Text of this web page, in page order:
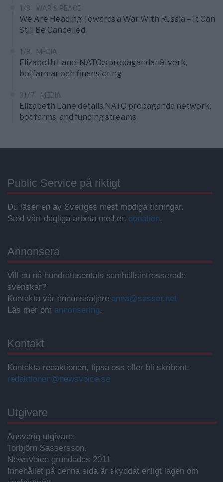
1/8 WAR & PEACE
We Are Heading Towards a War With Russia – It Can
Still Be Cancelled
1/8 MEDIA
Elizabeth Lane: NATO:s propagandanätverk,
botfarmar och finansiering
31/7 MEDIA
Elizabeth Lane details NATO propaganda network,
bot farms, and funding streams
Public Service på riktigt
Du läser en av Sveriges mest modiga tidningar.
Stöd vårt dagliga arbeta med en donation.
Annonsera
Vill du nå hundratusentals samhällsintresserade
svenskar?
Kontakta vår annonssäljare anna@sasser.net
Läs mer om annonsering.
Kontakt
Kontakta redaktionen, tipsa oss eller bli skribent.
redaktionen@newsvoice.se
Utgivare
Ansvarig utgivare:
Torbjörn Sassersson.
NewsVoice grundades 2011.
Innehållet på denna sida är skyddat enligt lagen om